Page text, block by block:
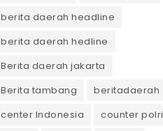
berita daerah headline
berita daerah hedline
Berita daerah jakarta
Berita tambang
beritadaerah
center Indonesia
counter polri